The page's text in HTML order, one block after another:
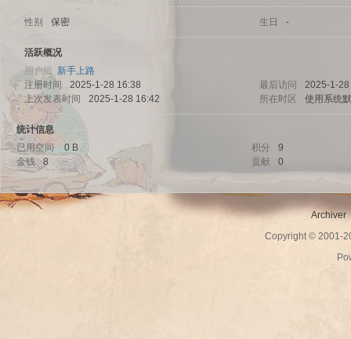
uz!
性别 保密 生日 -
活跃概况
用户组 新手上路
注册时间
2025-1-28 16:38 最后访问
2025-1-
上次发表时间
2025-1-28 16:42 所在时区 使用系统
统计信息
已用空间
0 B 积分
9
金钱
8 贡献 0
Archiver
Copyright © 2001-